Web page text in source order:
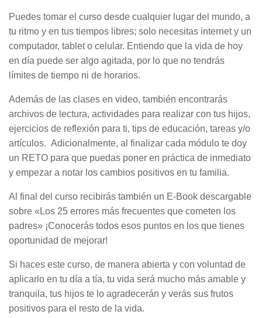
Puedes tomar el curso desde cualquier lugar del mundo, a
tu ritmo y en tus tiempos libres; solo necesitas internet y un
computador, tablet o celular. Entiendo que la vida de hoy
en día puede ser algo agitada, por lo que no tendrás
límites de tiempo ni de horarios.
Además de las clases en video, también encontrarás
archivos de lectura, actividades para realizar con tus hijos,
ejercicios de reflexión para ti, tips de educación, tareas y/o
artículos. Adicionalmente, al finalizar cada módulo te doy
un RETO para que puedas poner en práctica de inmediato
y empezar a notar los cambios positivos en tu familia.
Al final del curso recibirás también un E-Book descargable
sobre «Los 25 errores más frecuentes que cometen los
padres» ¡Conocerás todos esos puntos en los que tienes
oportunidad de mejorar!
Si haces este curso, de manera abierta y con voluntad de
aplicarlo en tu día a tía, tu vida será mucho más amable y
tranquila, tus hijos te lo agradecerán y verás sus frutos
positivos para el resto de la vida.